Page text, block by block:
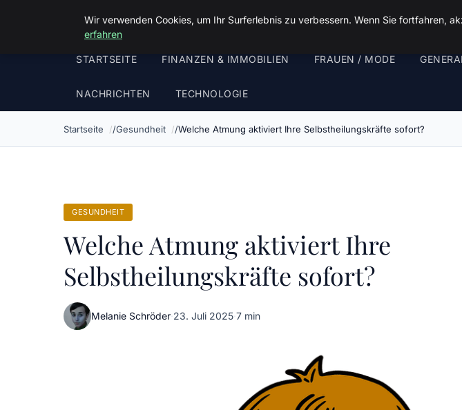
Luther In Bs
STARTSEITE FINANZEN & IMMOBILIEN FRAUEN / MODE
NACHRICHTEN TECHNOLOGIE
Startseite Gesundheit Welche Atmung aktiviert Ihre Selbstheilungskräfte sofort?
GESUNDHEIT
Welche Atmung aktiviert Ihre
Selbstheilungskräfte sofort?
Melanie Schröder·23. Juli 2025·7 min
Wir verwenden Cookies, um Ihr Surferlebnis zu verbessern. Wenn Sie fortfahren,
erfahren